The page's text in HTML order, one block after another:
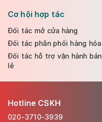
Cơ hội hợp tác
Đối tác mở cửa hàng
Đối tác phân phối hàng hóa
Đối tác hỗ trợ vận hành bán
lẻ
Hotline CSKH
020-3710-3939